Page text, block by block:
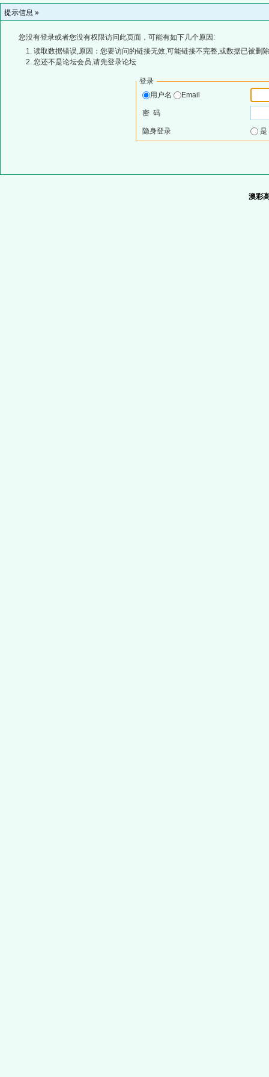
提示信息 »
您没有登录或者您没有权限访问此页面，可能有如下几个原因:
读取数据错误,原因：您要访问的链接无效,可能链接不完整,或数据已被删
您还不是论坛会员,请先登录论坛
登录
用户名
Email
密 码
隐身登录
澳彩